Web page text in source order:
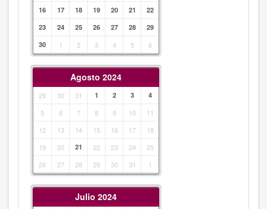
16
17 18 19 20 21
22
23
24 25 26 27 28
29
30
1 2 3 4 5 6
Agosto 2024
29 30 31 1 2 3 4
5 6 7 8 9 10
11
12
13 14 15 16 17
18
19
20 21 22 23 24
25
26
27 28 29 30 31 1
Julio 2024